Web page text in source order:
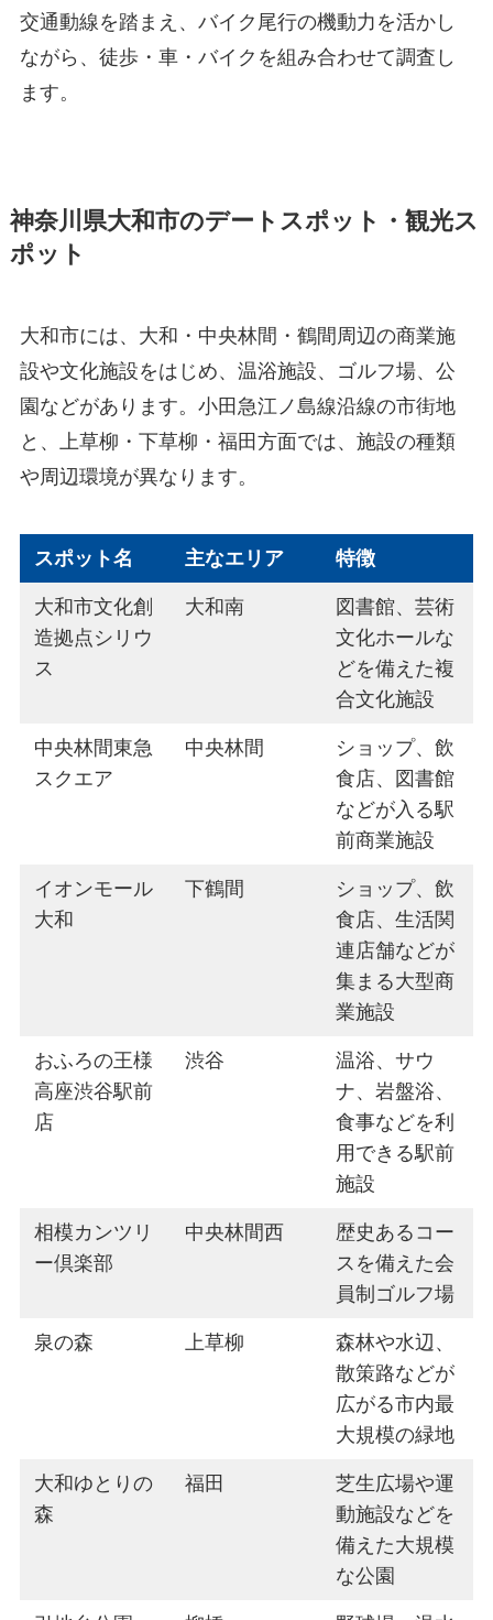
交通動線を踏まえ、バイク尾行の機動力を活かし
ながら、徒歩・車・バイクを組み合わせて調査し
ます。
神奈川県大和市のデートスポット・観光ス
ポット
大和市には、大和・中央林間・鶴間周辺の商業施
設や文化施設をはじめ、温浴施設、ゴルフ場、公
園などがあります。小田急江ノ島線沿線の市街地
と、上草柳・下草柳・福田方面では、施設の種類
や周辺環境が異なります。
スポット名 主なエリア 特徴
大和市文化創
造拠点シリウ
ス
大和南
図書館、芸術
文化ホールな
どを備えた複
合文化施設
中央林間東急
スクエア
中央林間
ショップ、飲
食店、図書館
などが入る駅
前商業施設
イオンモール
大和
下鶴間
ショップ、飲
食店、生活関
連店舗などが
集まる大型商
業施設
おふろの王様
高座渋谷駅前
店
渋谷
温浴、サウ
ナ、岩盤浴、
食事などを利
用できる駅前
施設
相模カンツリ
ー倶楽部
中央林間西
歴史あるコー
スを備えた会
員制ゴルフ場
泉の森 上草柳
森林や水辺、
散策路などが
広がる市内最
大規模の緑地
大和ゆとりの
森
福田
芝生広場や運
動施設などを
備えた大規模
な公園